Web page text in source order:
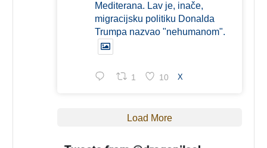
Mediterana. Lav je, inače,
migracijsku politiku Donalda
Trumpa nazvao "nehumanom".
1 10 X
Load More